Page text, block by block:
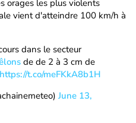
orages les plus violents
vient d'atteindre 100 km/h à
dans le secteur
de de 2 à 3 cm de
https://t.co/meFKkA8b1H
June 13,